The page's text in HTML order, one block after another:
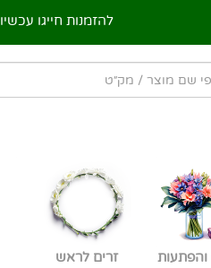
להזמנות חייגו עכשיו
והפתעות זרים לראש